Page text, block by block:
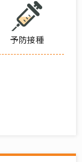
予防接種